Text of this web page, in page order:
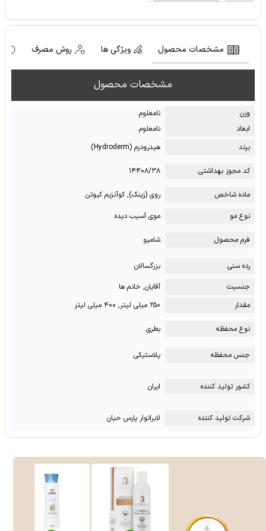
مشخصات محصول ویژگی ها روش مصرف
مشخصات محصول
وزن
نامعلوم
ابعاد
نامعلوم
برند
هیدرودرم (Hydroderm)
کد مجوز بهداشتی ۱۴۴۰۸/۳۸
ماده شاخص
روی (زینک), کوآنزیم کیوتن
نوع مو
موی آسیب دیده
فرم محصول شامپو
رده سنی
بزرگسالان
جنسیت
آقایان, خانم ها
مقدار
۲۵۰ میلی لیتر, ۴۰۰ میلی لیتر
نوع محفظه بطری
جنس محفظه پلاستیکی
کشور تولید کننده ایران
شرکت تولید کننده لابراتوار پارس حیان